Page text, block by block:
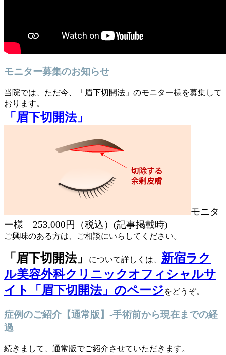
モニター募集のお知らせ
当院では、ただ今、「眉下切開法」のモニター様を募集して
おります。
「眉下切開法」
モニタ
ー様 253,000円（税込） (記事掲載時)
ご興味のある方は、ご相談にいらしてください。
「眉下切開法」 について詳しくは、 新宿ラク
ル美容外科クリニックオフィシャルサ
イト「眉下切開法」のページをどうぞ。
症例のご紹介【通常版】-手術前から現在までの経
過
続きまして、通常版でご紹介させていただきます。